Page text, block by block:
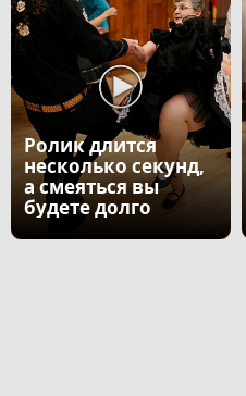
Ролик длится
несколько секунд,
а смеяться вы
будете долго